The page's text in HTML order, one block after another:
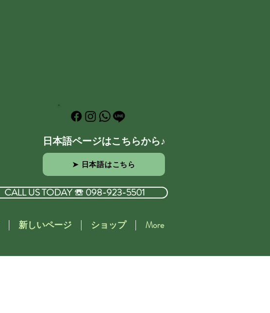
日本語ページはこちらから♪
➤ 日本語はこちら
CALL US TODAY ☏ 098-923-5501
新しいページ ショップ More